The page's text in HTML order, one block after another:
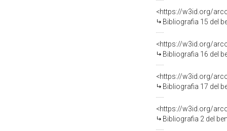
<https://w3id.org/
Bibliografia 15 del
<https://w3id.org/
Bibliografia 16 del
<https://w3id.org/
Bibliografia 17 del
<https://w3id.org/
Bibliografia 2 del